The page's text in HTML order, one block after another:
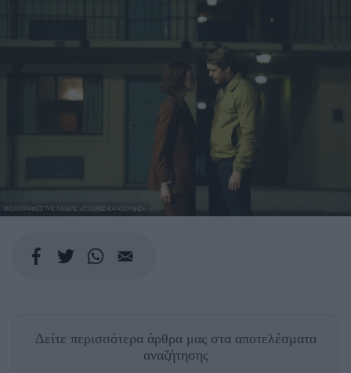
ΦΩΤΟΓΡΑΦΙΕΣ ΤΗΣ ΤΑΙΝΙΑΣ «ΙΣΤΟΡΙΕΣ ΚΑΛΟΣΥΝΗΣ»
Δείτε περισσότερα άρθρα μας στα αποτελέσματα
αναζήτησης